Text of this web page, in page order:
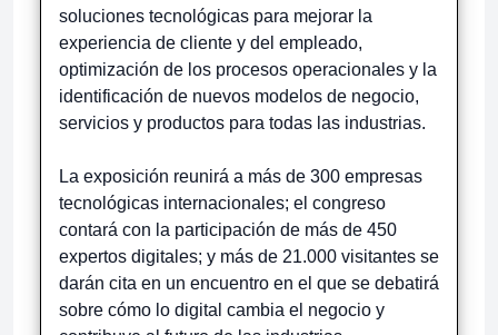
soluciones tecnológicas para mejorar la
experiencia de cliente y del empleado,
optimización de los procesos operacionales y la
identificación de nuevos modelos de negocio,
servicios y productos para todas las industrias.
La exposición reunirá a más de 300 empresas
tecnológicas internacionales; el congreso
contará con la participación de más de 450
expertos digitales; y más de 21.000 visitantes se
darán cita en un encuentro en el que se debatirá
sobre cómo lo digital cambia el negocio y